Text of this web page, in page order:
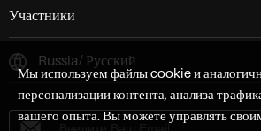
Участники
Russia/ Русский
Мы используем файлы cookie и
персонализации контента, анализа
вашего опыта. Вы можете управлять